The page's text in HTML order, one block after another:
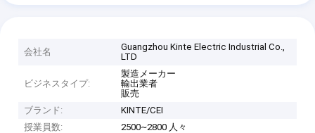
会社名
Guangzhou Kinte Electric Industrial Co.,
LTD
ビジネスタイプ:
製造メーカー
輸出業者
販売
ブランド:
KINTE/CEI
授業員数:
2500~2800 人々